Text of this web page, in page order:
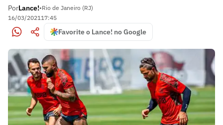
PorLance!•Rio de Janeiro (RJ)
16/03/202117:45
Favorite o Lance! no Google